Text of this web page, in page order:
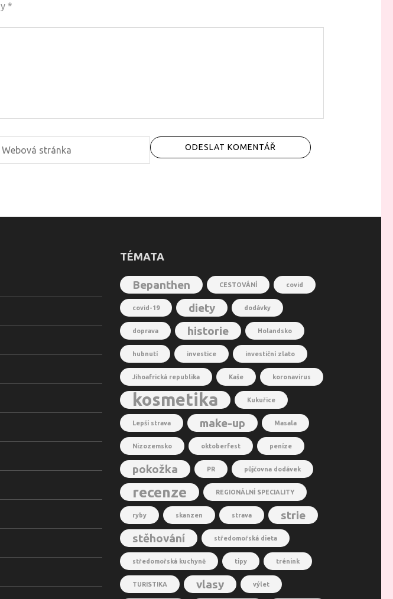
*
TÉMATA
Bepanthen CESTOVÁNÍ covid
covid-19 diety dodávky
doprava historie Holandsko
hubnutí investice investiční zlato
Jihoafrická republika Kaše koronavirus
kosmetika Kukuřice
Lepší strava make-up Masala
Nizozemsko oktoberfest peníze
pokožka PR půjčovna dodávek
recenze REGIONÁLNÍ SPECIALITY
ryby skanzen strava
strie
stěhování
středomořská dieta
středomořská kuchyně tipy trénink
TURISTIKA vlasy výlet